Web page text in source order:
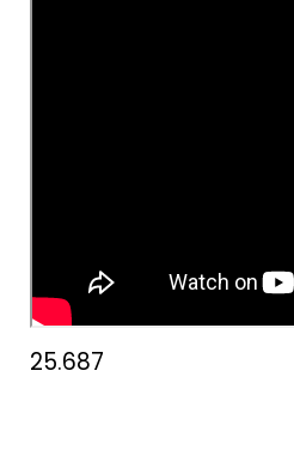
25.687